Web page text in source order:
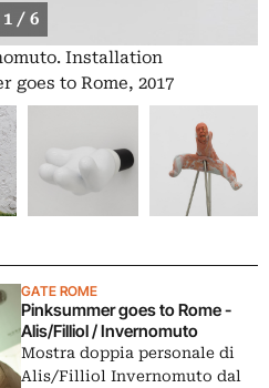
1 / 6
Installation
goes to Rome, 2017
GATE ROME
Pinksummer goes to Rome -
Alis/Filliol / Invernomuto
Mostra doppia personale di
Alis/Filliol Invernomuto dal